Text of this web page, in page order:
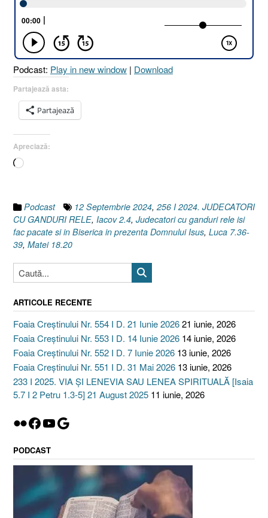
18.20
I
Luca
Podcast: Play in new window | Download
Partajează asta:
Partajează
Apreciază:
Încarc...
Podcast 12 Septembrie 2024, 256 I 2024. JUDECATORI
CU GANDURI RELE, Iacov 2.4, Judecatori cu ganduri rele isi
fac pacate si in Biserica in prezenta Domnului Isus, Luca 7.36-
39, Matei 18.20
ARTICOLE RECENTE
Foaia Creștinului Nr. 554 I D. 21 Iunie 202621 iunie, 2026
Foaia Creștinului Nr. 553 I D. 14 Iunie 2026 14 iunie, 2026
Foaia Creștinului Nr. 552 I D. 7 Iunie 2026 13 iunie, 2026
Foaia Creștinului Nr. 551 I D. 31 Mai 2026 13 iunie, 2026
233 I 2025. VIA ȘI LENEVIA SAU LENEA SPIRITUALĂ [Isaia
5.7 I 2 Petru 1.3-5] 21 August 2025 11 iunie, 2026
Flickr
Facebook
YouTube
Google
PODCAST